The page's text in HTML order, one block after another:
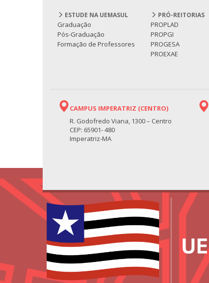
ESTUDE NA UEMASUL
Graduação
Pós-Graduação
Formação de Professores
PRÓ-REITORIAS
PROPLAD
PROPGI
PROGESA
PROEXAE
CAMPUS IMPERATRIZ (CENTRO)
R. Godofredo Viana, 1300 – Centro
CEP: 65901- 480
Imperatriz-MA